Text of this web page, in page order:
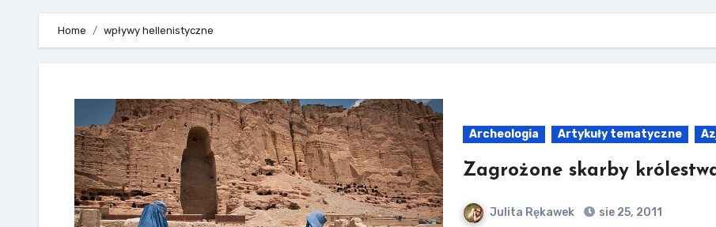
Home wpływy hellenistyczne
Archeologia Artykuły tematyczne
Zagrożone skarby
Julita Rękawek sie 25, 2011